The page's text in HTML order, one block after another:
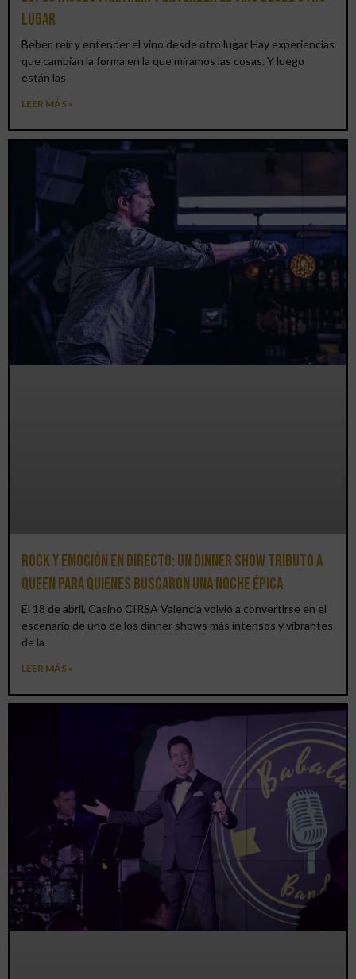
lugar
Beber, reír y entender el vino desde otro lugar Hay experiencias
que cambian la forma en la que miramos las cosas. Y luego
están las
LEER MÁS »
Rock y emoción en directo: un Dinner Show Tributo a
Queen para quienes buscaron una noche épica
El 18 de abril, Casino CIRSA Valencia volvió a convertirse en el
escenario de uno de los dinner shows más intensos y vibrantes
de la
LEER MÁS »